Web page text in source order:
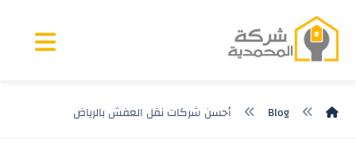
Blog أحسن شركات نقل العفش بالرياض